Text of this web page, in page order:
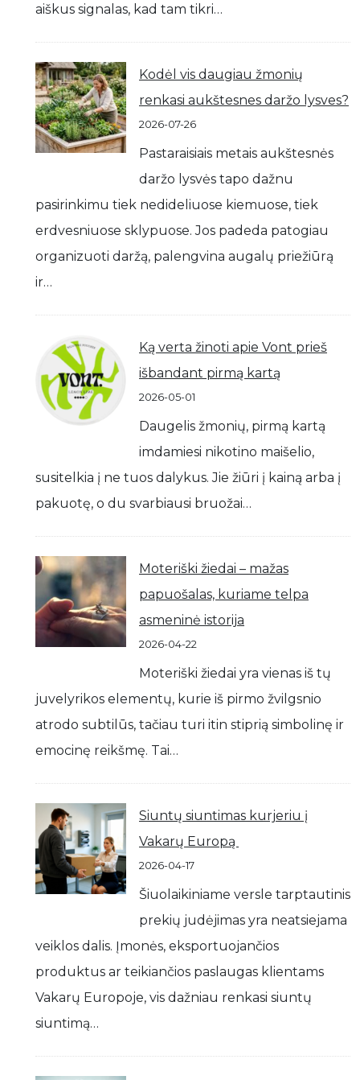
aiškus signalas, kad tam tikri…
Kodėl vis daugiau žmonių
renkasi aukštesnes daržo lysves?
2026-07-26
Pastaraisiais metais aukštesnės
daržo lysvės tapo dažnu
pasirinkimu tiek nedideliuose kiemuose, tiek
erdvesniuose sklypuose. Jos padeda patogiau
organizuoti daržą, palengvina augalų priežiūrą
ir…
Ką verta žinoti apie Vont prieš
išbandant pirmą kartą
2026-05-01
Daugelis žmonių, pirmą kartą
imdamiesi nikotino maišelio,
susitelkia į ne tuos dalykus. Jie žiūri į kainą arba į
pakuotę, o du svarbiausi bruožai…
Moteriški žiedai – mažas
papuošalas, kuriame telpa
asmeninė istorija
2026-04-22
Moteriški žiedai yra vienas iš tų
juvelyrikos elementų, kurie iš pirmo žvilgsnio
atrodo subtilūs, tačiau turi itin stiprią simbolinę ir
emocinę reikšmę. Tai…
Siuntų siuntimas kurjeriu į
Vakarų Europą
2026-04-17
Šiuolaikiniame versle tarptautinis
prekių judėjimas yra neatsiejama
veiklos dalis. Įmonės, eksportuojančios
produktus ar teikiančios paslaugas klientams
Vakarų Europoje, vis dažniau renkasi siuntų
siuntimą…